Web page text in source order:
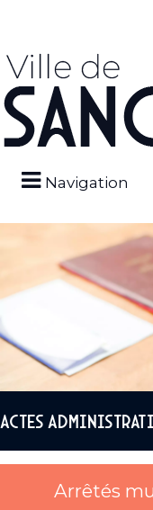
Navigation
Actes
Arrêtés